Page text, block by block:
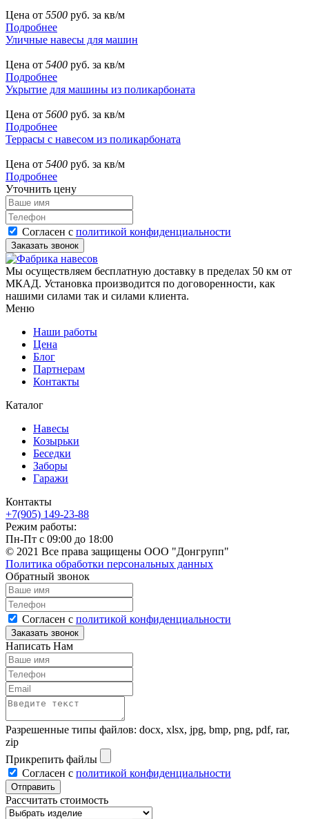
Цена от 5500 руб. за кв/м
Подробнее
Уличные навесы для машин
Цена от 5400 руб. за кв/м
Подробнее
Укрытие для машины из поликарбоната
Цена от 5600 руб. за кв/м
Подробнее
Террасы с навесом из поликарбоната
Цена от 5400 руб. за кв/м
Подробнее
Уточнить цену
Согласен с политикой конфиденциальности
Мы осуществляем бесплатную доставку в пределах 50 км от
МКАД. Установка производится по договоренности, как
нашими силами так и силами клиента.
Меню
Наши работы
Цена
Блог
Партнерам
Контакты
Каталог
Навесы
Козырьки
Беседки
Заборы
Гаражи
Контакты
+7(905) 149-23-88
Режим работы:
Пн-Пт с 09:00 до 18:00
© 2021 Все права защищены ООО "Донгрупп"
Политика обработки персональных данных
Обратный звонок
Согласен с политикой конфиденциальности
Написать Нам
Разрешенные типы файлов: docx, xlsx, jpg, bmp, png, pdf, rar,
zip
Прикрепить файлы
Согласен с политикой конфиденциальности
Рассчитать стоимость